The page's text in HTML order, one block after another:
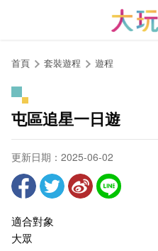
首頁 套裝遊程 遊程
屯區追星一日遊
更新日期：2025-06-02
適合對象
大眾